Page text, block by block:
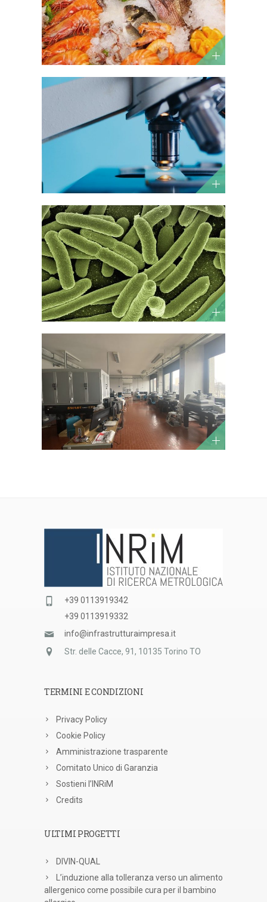
+39 0113919342
+39 0113919332
info@infrastrutturaimpresa.it
Str. delle Cacce, 91, 10135 Torino TO
TERMINI E CONDIZIONI
Privacy Policy
Cookie Policy
Amministrazione trasparente
Comitato Unico di Garanzia
Sostieni l’INRiM
Credits
ULTIMI PROGETTI
DIVIN-QUAL
L’induzione alla tolleranza verso un alimento
allergenico come possibile cura per il bambino